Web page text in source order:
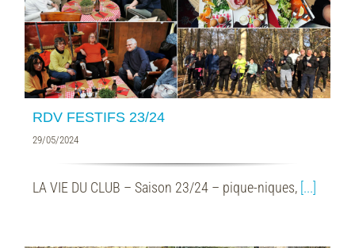
RDV FESTIFS 23/24
29/05/2024
LA VIE DU CLUB – Saison 23/24 – pique-niques, [...]